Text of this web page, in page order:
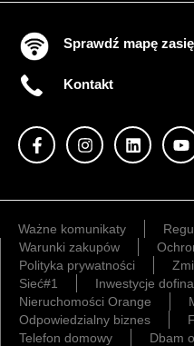
Sprawdź mapę
Kontakt
Ważne komunikaty
Warunki zakupów
Polityka prywatności
Sieć#1
Inwestycje
Nieruchomości Orange
Odpowiedzialny biznes
Telefon domowy
Dbam